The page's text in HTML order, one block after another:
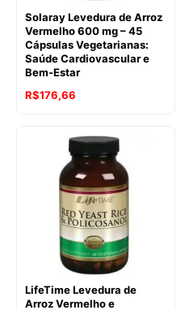
Solaray Levedura de Arroz
Vermelho 600 mg – 45
Cápsulas Vegetarianas:
Saúde Cardiovascular e
Bem-Estar
R$176,66
LifeTime Levedura de
Arroz Vermelho e